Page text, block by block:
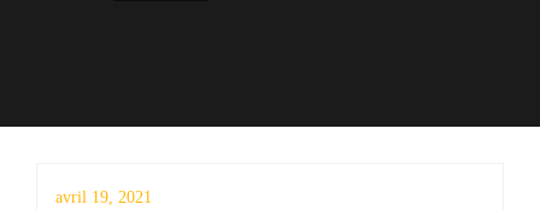
avril 19, 2021